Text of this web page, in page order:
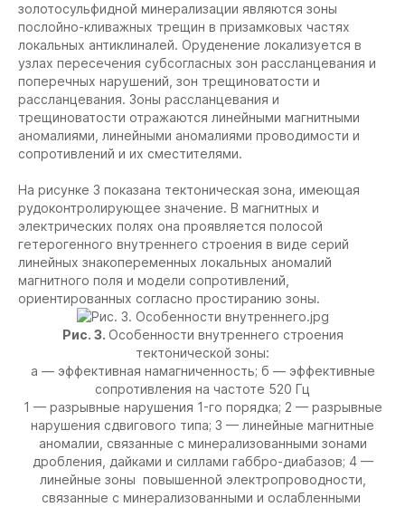
золотосульфидной минерализации являются зоны
послойно-кливажных трещин в призамковых частях
локальных антиклиналей. Оруденение локализуется в
узлах пересечения субсогласных зон рассланцевания и
поперечных нарушений, зон трещиноватости и
рассланцевания. Зоны рассланцевания и
трещиноватости отражаются линейными магнитными
аномалиями, линейными аномалиями проводимости и
сопротивлений и их сместителями.
На рисунке 3 показана тектоническая зона, имеющая
рудоконтролирующее значение. В магнитных и
электрических полях она проявляется полосой
гетерогенного внутреннего строения в виде серий
линейных знакопеременных локальных аномалий
магнитного поля и модели сопротивлений,
ориентированных согласно простиранию зоны.
Рис. 3. Особенности внутреннего строения
тектонической зоны:
а — эффективная намагниченность; б — эффективные
сопротивления на частоте 520 Гц
1 — разрывные нарушения 1-го порядка; 2 — разрывные
нарушения сдвигового типа; 3 — линейные магнитные
аномалии, связанные с минерализованными зонами
дробления, дайками и силлами габбро-диабазов; 4 —
линейные зоны повышенной электропроводности,
связанные с минерализованными и ослабленными